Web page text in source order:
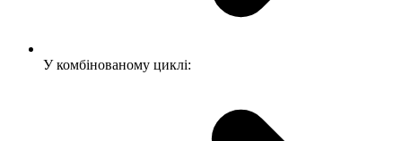
У комбінованому циклі: